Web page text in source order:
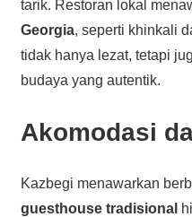
tarik. Restoran lokal
Georgia, seperti khinkali
tidak hanya lezat, tetapi
budaya yang autentik.
Akomodasi
Kazbegi menawarkan
guesthouse tradisional